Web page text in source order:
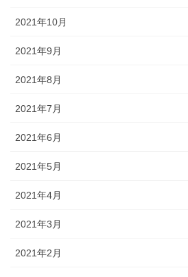
2021年10月
2021年9月
2021年8月
2021年7月
2021年6月
2021年5月
2021年4月
2021年3月
2021年2月